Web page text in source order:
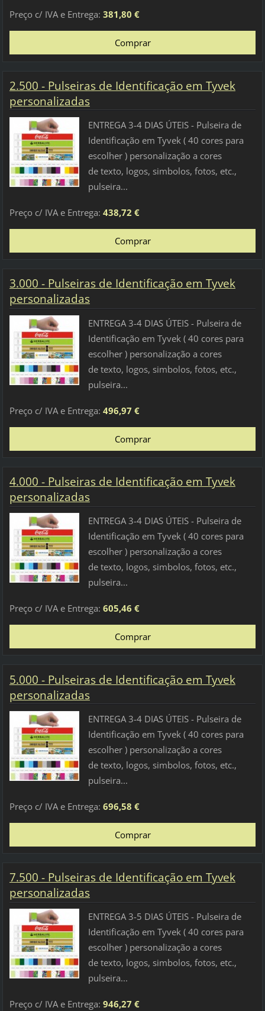
Preço c/ IVA e Entrega: 381,80 €
2.500 - Pulseiras de Identificação em Tyvek
personalizadas
ENTREGA 3-4 DIAS ÚTEIS - Pulseira de
Identificação em Tyvek ( 40 cores para
escolher ) personalização a cores
de texto, logos, simbolos, fotos, etc.,
pulseira...
Preço c/ IVA e Entrega: 438,72 €
3.000 - Pulseiras de Identificação em Tyvek
personalizadas
ENTREGA 3-4 DIAS ÚTEIS - Pulseira de
Identificação em Tyvek ( 40 cores para
escolher ) personalização a cores
de texto, logos, simbolos, fotos, etc.,
pulseira...
Preço c/ IVA e Entrega: 496,97 €
4.000 - Pulseiras de Identificação em Tyvek
personalizadas
ENTREGA 3-4 DIAS ÚTEIS - Pulseira de
Identificação em Tyvek ( 40 cores para
escolher ) personalização a cores
de texto, logos, simbolos, fotos, etc.,
pulseira...
Preço c/ IVA e Entrega: 605,46 €
5.000 - Pulseiras de Identificação em Tyvek
personalizadas
ENTREGA 3-4 DIAS ÚTEIS - Pulseira de
Identificação em Tyvek ( 40 cores para
escolher ) personalização a cores
de texto, logos, simbolos, fotos, etc.,
pulseira...
Preço c/ IVA e Entrega: 696,58 €
7.500 - Pulseiras de Identificação em Tyvek
personalizadas
ENTREGA 3-5 DIAS ÚTEIS - Pulseira de
Identificação em Tyvek ( 40 cores para
escolher ) personalização a cores
de texto, logos, simbolos, fotos, etc.,
pulseira...
Preço c/ IVA e Entrega: 946,27 €